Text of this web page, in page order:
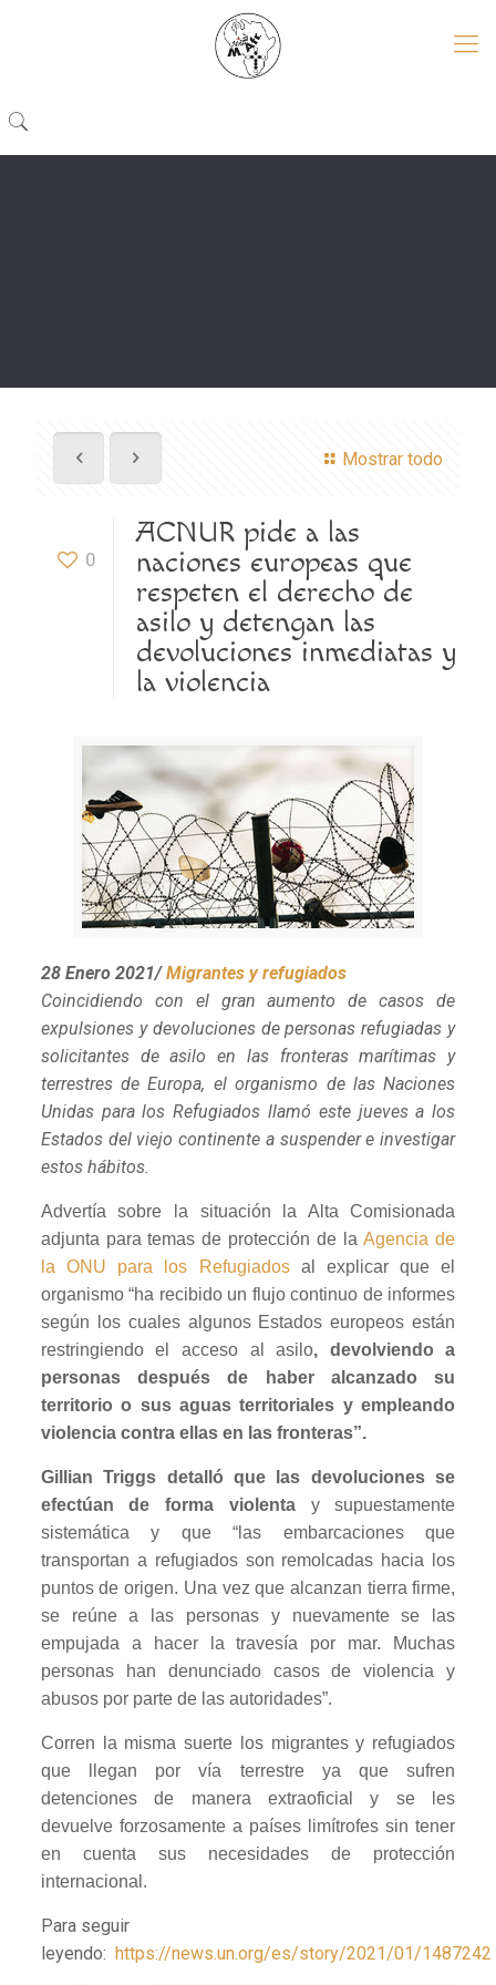
Mostrar todo
0
ACNUR pide a las
naciones europeas que
respeten el derecho de
asilo y detengan las
devoluciones inmediatas y
la violencia
28 Enero 2021/Migrantes y refugiados
Coincidiendo con el gran aumento de casos de
expulsiones y devoluciones de personas refugiadas y
solicitantes de asilo en las fronteras marítimas y
terrestres de Europa, el organismo de las Naciones
Unidas para los Refugiados llamó este jueves a los
Estados del viejo continente a suspender e investigar
estos hábitos.
Advertía sobre la situación la Alta Comisionada
adjunta para temas de protección de laAgencia de
la ONU para los Refugiadosal explicar que el
organismo “ha recibido un flujo continuo de informes
según los cuales algunos Estados europeos están
restringiendo el acceso al asilo, devolviendo a
personas después de haber alcanzado su
territorio o sus aguas territoriales y empleando
violencia contra ellas en las fronteras”.
Gillian Triggs detalló que las devoluciones se
efectúan de forma violentay supuestamente
sistemática y que “las embarcaciones que
transportan a refugiados son remolcadas hacia los
puntos de origen. Una vez que alcanzan tierra firme,
se reúne a las personas y nuevamente se las
empujada a hacer la travesía por mar. Muchas
personas han denunciado casos de violencia y
abusos por parte de las autoridades”.
Corren la misma suerte los migrantes y refugiados
que llegan por vía terrestre ya que sufren
detenciones de manera extraoficial y se les
devuelve forzosamente a países limítrofes sin tener
en cuenta sus necesidades de protección
internacional.
Para seguir
leyendo: https://news.un.org/es/story/2021/01/1487242